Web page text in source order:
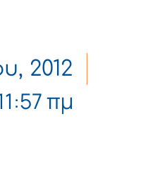
2012
πμ